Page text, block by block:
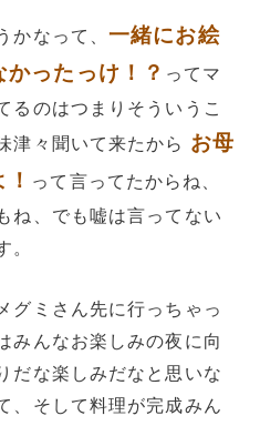
かなって、一緒にお絵
ったっけ！？ ってマ
るのはつまりそういうこ
津々聞いて来たから お母
って言ってたからね、
ね、でも嘘は言ってない
。
グミさん先に行っちゃっ
みんなお楽しみの夜に向
だな楽しみだなと思いな
、そして料理が完成みん